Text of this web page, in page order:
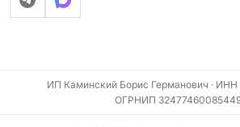
ИП Каминский Борис Германович · ИНН
ОГРНИП